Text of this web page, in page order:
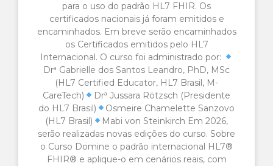
para o uso do padrão HL7 FHIR. Os
certificados nacionais já foram emitidos e
encaminhados. Em breve serão encaminhados
os Certificados emitidos pelo HL7
Internacional. O curso foi administrado por:
Drª Gabrielle dos Santos Leandro, PhD, MSc
(HL7 Certified Educator, HL7 Brasil, M-
CareTech)
Drª Jussara Rötzsch (Presidente
do HL7 Brasil)
Osmeire Chamelette Sanzovo
(HL7 Brasil)
Mabi von Steinkirch Em 2026,
serão realizadas novas edições do curso. Sobre
o Curso Domine o padrão internacional HL7®
FHIR® e aplique-o em cenários reais, com